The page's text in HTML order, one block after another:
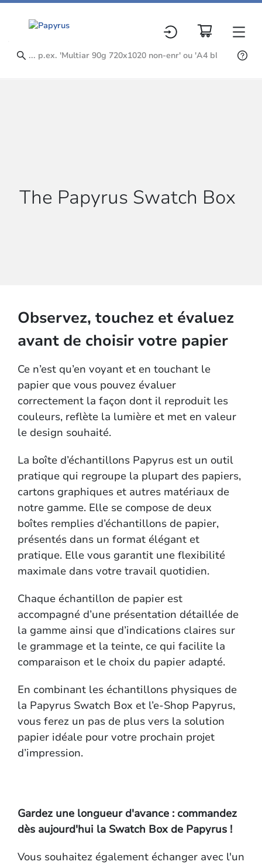
The Papyrus Swatch Box
Observez, touchez et évaluez
avant de choisir votre papier
Ce n’est qu’en voyant et en touchant le
papier que vous pouvez évaluer
correctement la façon dont il reproduit les
couleurs, reflète la lumière et met en valeur
le design souhaité.
La boîte d’échantillons Papyrus est un outil
pratique qui regroupe la plupart des papiers,
cartons graphiques et autres matériaux de
notre gamme. Elle se compose de deux
boîtes remplies d’échantillons de papier,
présentés dans un format élégant et
pratique. Elle vous garantit une flexibilité
maximale dans votre travail quotidien.
Chaque échantillon de papier est
accompagné d’une présentation détaillée de
la gamme ainsi que d’indications claires sur
le grammage et la teinte, ce qui facilite la
comparaison et le choix du papier adapté.
En combinant les échantillons physiques de
la Papyrus Swatch Box et l’e-Shop Papyrus,
vous ferez un pas de plus vers la solution
papier idéale pour votre prochain projet
d’impression.
Gardez une longueur d'avance : commandez
dès aujourd'hui la Swatch Box de Papyrus !
Vous souhaitez également échanger avec l'un